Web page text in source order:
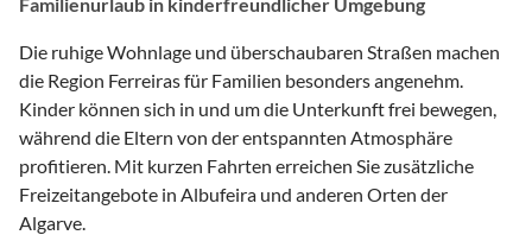
Die ruhige Wohnlage und überschaubaren Straßen machen
die Region Ferreiras für Familien besonders angenehm.
Kinder können sich in und um die Unterkunft frei bewegen,
während die Eltern von der entspannten Atmosphäre
profitieren. Mit kurzen Fahrten erreichen Sie zusätzliche
Freizeitangebote in Albufeira und anderen Orten der
Algarve.